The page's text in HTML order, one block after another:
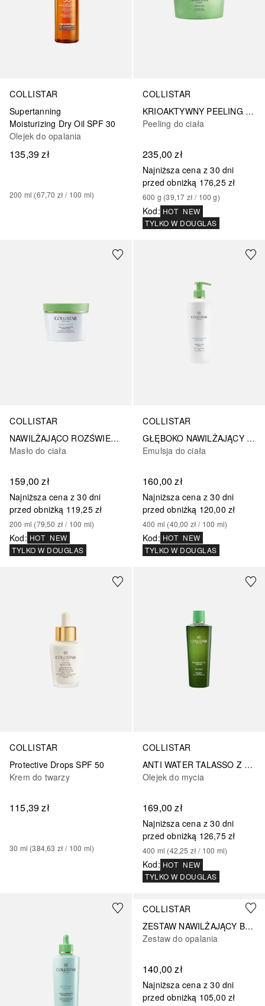
COLLISTAR
Supertanning
Moisturizing Dry Oil SPF 30
Olejek do opalania
135,39 zł
200 ml (67,70 zł / 100 ml)
COLLISTAR
KRIOAKTYWNY PEELING DO CIAŁA TALASSO
Peeling do ciała
235,00 zł
Najniższa cena z 30 dni
przed obniżką 176,25 zł
600 g (39,17 zł / 100 g)
Kod: HOT NEW
TYLKO W DOUGLAS
COLLISTAR
NAWILŻAJĄCO ROZŚWIETLAJĄCE ODBUDOWUJĄCE MASŁO SUBLIME
Masło do ciała
159,00 zł
Najniższa cena z 30 dni
przed obniżką 119,25 zł
200 ml (79,50 zł / 100 ml)
Kod: HOT NEW
TYLKO W DOUGLAS
COLLISTAR
GŁĘBOKO NAWILŻAJĄCY FLUID DO CIAŁA
Emulsja do ciała
160,00 zł
Najniższa cena z 30 dni
przed obniżką 120,00 zł
400 ml (40,00 zł / 100 ml)
Kod: HOT NEW
TYLKO W DOUGLAS
COLLISTAR
Protective Drops SPF 50
Krem do twarzy
115,39 zł
30 ml (384,63 zł / 100 ml)
COLLISTAR
ANTI WATER TALASSO Z WODĄ TERMALNĄ
Olejek do mycia
169,00 zł
Najniższa cena z 30 dni
przed obniżką 126,75 zł
400 ml (42,25 zł / 100 ml)
Kod: HOT NEW
TYLKO W DOUGLAS
COLLISTAR
ZESTAW NAWILŻAJĄCY BALSAM PO OPALANIU 200 ML + ŻEL/SZAMPON PO OPALANIU 150 ML
Zestaw do opalania
140,00 zł
Najniższa cena z 30 dni
przed obniżką 105,00 zł